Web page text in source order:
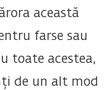
această
farse sau
toate acestea,
de un alt mod